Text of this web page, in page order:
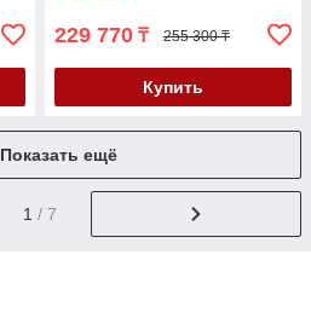
229 770 ₸ 255 300 ₸
Купить
Показать ещё
1 / 7